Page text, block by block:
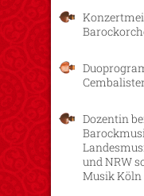
Dozentin
und NRW
Musik Köln